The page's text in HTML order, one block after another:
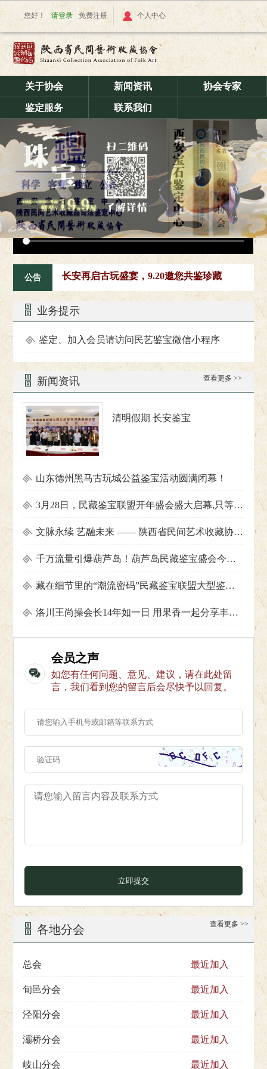
您好！ 请登录 免费注册 个人中心
关于协会 新闻资讯 协会专家
鉴定服务 联系我们
公告 长安再启古玩盛宴，9.20邀您共鉴珍藏
业务提示
鉴定、加入会员请访问民艺鉴宝微信小程序
查看更多 >>
新闻资讯
清明假期 长安鉴宝
山东德州黑马古玩城公益鉴宝活动圆满闭幕！
3月28日，民藏鉴宝联盟开年盛会盛大启幕,只等你来！
文脉永续 艺融未来 —— 陕西省民间艺术收藏协会 2026 新年会圆满举行
千万流量引爆葫芦岛！葫芦岛民藏鉴宝盛会今日启幕 ，发现了辽代晚期米黄釉倒流壶，专家说：陶瓷精品
藏在细节里的“潮流密码”民藏鉴宝联盟大型鉴宝活动开幕记
洛川王尚操会长14年如一日 用果香一起分享丰收的喜悦
会员之声
如您有任何问题、意见、建议，请在此处留
言，我们看到您的留言后会尽快予以回复。
立即提交
查看更多 >>
各地分会
总会 最近加入
旬邑分会 最近加入
泾阳分会 最近加入
灞桥分会 最近加入
岐山分会 最近加入